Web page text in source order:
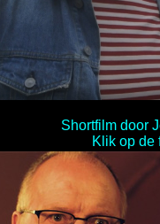
Shortfilm door
Klik op de